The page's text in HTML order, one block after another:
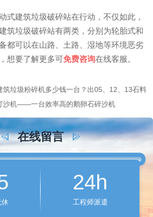
式建筑垃圾破碎站在行动，不仅如此，
筑垃圾破碎站有两类，分别为轮胎式和
都可以在山路、土路、湿地等环境恶劣
想要了解更多可免费咨询在线客服。
筑垃圾粉碎机多少钱一台？出05、12、13石料
沙机——一台效率高的鹅卵石碎沙机
在线留言
休
24h
工程师派遣